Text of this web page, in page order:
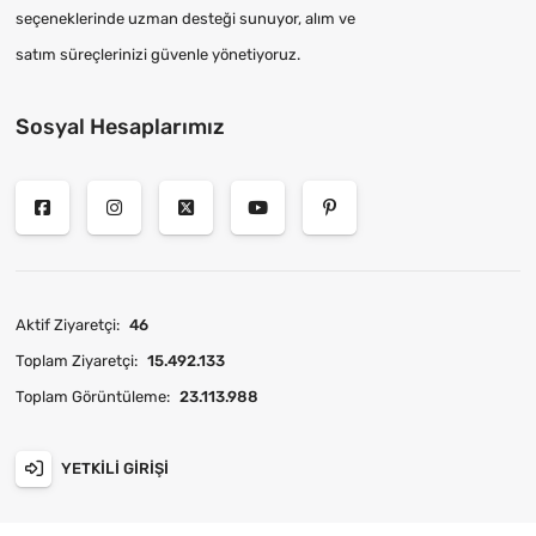
seçeneklerinde uzman desteği sunuyor, alım ve
satım süreçlerinizi güvenle yönetiyoruz.
Sosyal Hesaplarımız
Aktif Ziyaretçi: 46
Toplam Ziyaretçi: 15.492.133
Toplam Görüntüleme: 23.113.988
YETKILI GIRIŞI